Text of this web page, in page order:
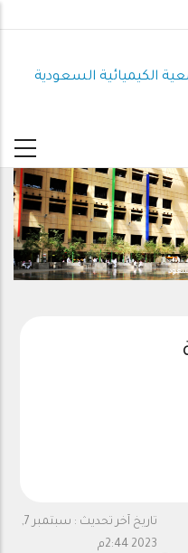
الكيميائية السعودية
سعود
تاريخ آخر تحديث :
سبتمبر 7,
2023 2:44م